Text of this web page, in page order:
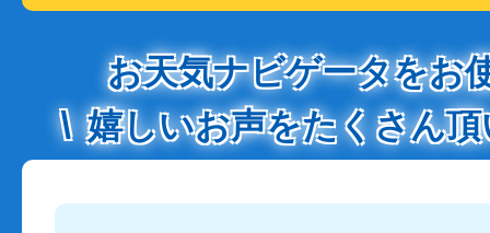
お天気ナビゲータをお
嬉しいお声をたくさん